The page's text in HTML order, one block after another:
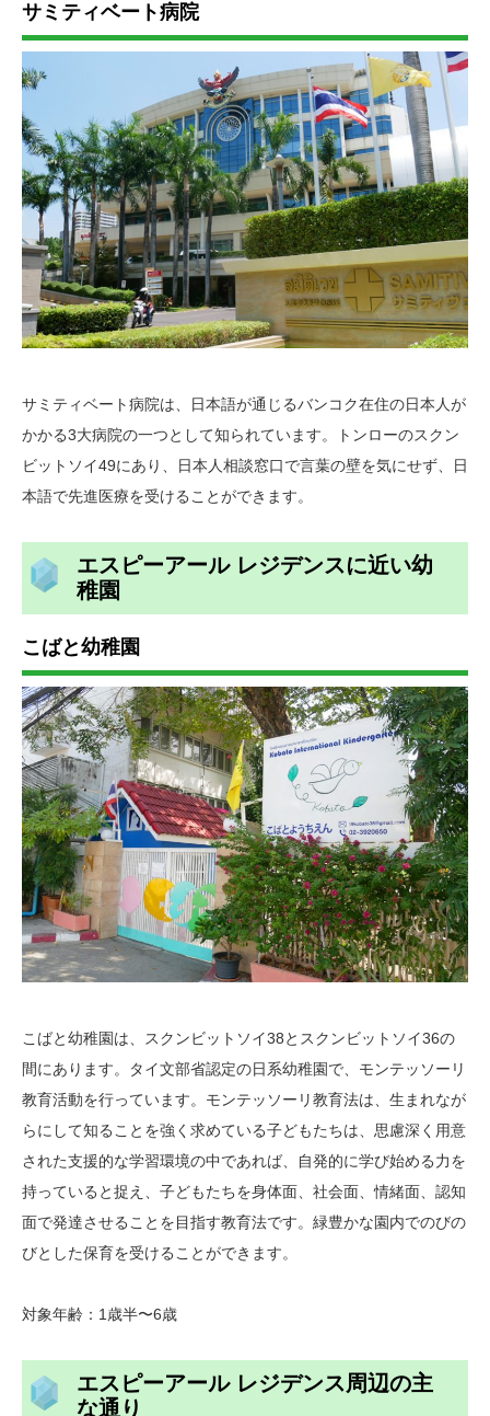
サミティベート病院
サミティベート病院は、日本語が通じるバンコク在住の日本人が
かかる3大病院の一つとして知られています。トンローのスクン
ビットソイ49にあり、日本人相談窓口で言葉の壁を気にせず、日
本語で先進医療を受けることができます。
エスピーアール レジデンスに近い幼
稚園
こばと幼稚園
こばと幼稚園は、スクンビットソイ38とスクンビットソイ36の
間にあります。タイ文部省認定の日系幼稚園で、モンテッソーリ
教育活動を行っています。モンテッソーリ教育法は、生まれなが
らにして知ることを強く求めている子どもたちは、思慮深く用意
された支援的な学習環境の中であれば、自発的に学び始める力を
持っていると捉え、子どもたちを身体面、社会面、情緒面、認知
面で発達させることを目指す教育法です。緑豊かな園内でのびの
びとした保育を受けることができます。
対象年齢：1歳半〜6歳
エスピーアール レジデンス周辺の主
な通り